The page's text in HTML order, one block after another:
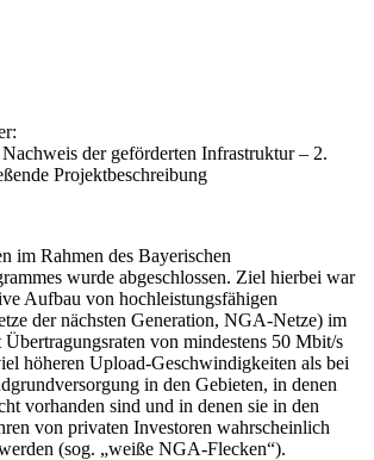
Nachweis der geförderten Infrastruktur – 2.
Projektbeschreibung
im Rahmen des Bayerischen
wurde abgeschlossen. Ziel hierbei war
Aufbau von hochleistungsfähigen
der nächsten Generation, NGA-Netze) im
von mindestens 50 Mbit/s
höheren Upload-Geschwindigkeiten als bei
in den Gebieten, in denen
vorhanden sind und in denen sie in den
von privaten Investoren wahrscheinlich
(sog. „weiße NGA-Flecken“).